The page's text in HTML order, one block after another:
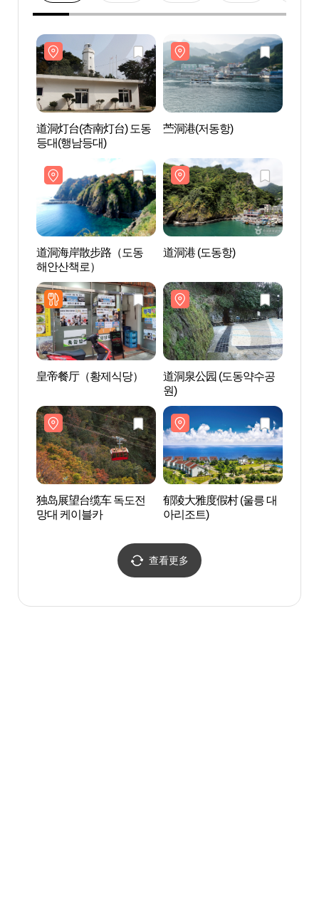
道洞灯台(杏南灯台) 도동
등대(행남등대)
苎洞港(저동항)
道洞海岸散步路（도동
해안산책로）
道洞港 (도동항)
皇帝餐厅（황제식당）
道洞泉公园 (도동약수공
원)
独岛展望台缆车 독도전
망대 케이블카
郁陵大雅度假村 (울릉 대
아리조트)
查看更多